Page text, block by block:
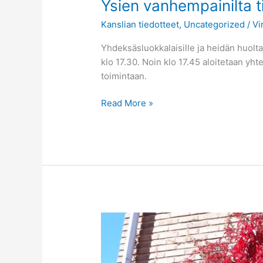
Ysien vanhempainilta
Kanslian tiedotteet, Uncategorized /
Yhdeksäsluokkalaisille ja heidän
klo 17.30. Noin klo 17.45 aloitetaan
toimintaan.
Read More »
Ykkösten
vanhempainilta